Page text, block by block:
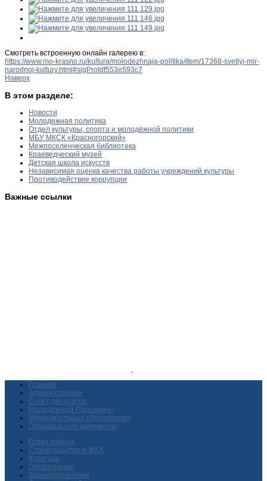
Смотреть встроенную онлайн галерею в:
https://www.mo-krasno.ru/kultura/molodezhnaja-politika/item/17368-svetlyj-mir-
narodnoj-kultury.html#sigProIdf553e593c7
Наверх
В этом разделе:
Новости
Молодежная политика
Отдел культуры, спорта и молодёжной политики
МБУ МКСК «Красногорский»
Межпоселенческая библиотека
Краеведческий музей
Детская школа искусств
Независимая оценка качества работы учреждений культуры
Противодействие коррупции
Важные ссылки
Главная
Администрация
Совет депутатов
Молодежный Парламент
Муниципальные образования
Официальные документы
Глава района
Строительство и ЖКХ
Культура
Образование
Здравоохранение